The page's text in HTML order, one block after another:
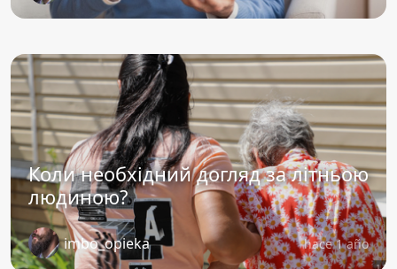
Коли необхідний догляд за літньою
людиною?
imbo_opieka hace 1 año